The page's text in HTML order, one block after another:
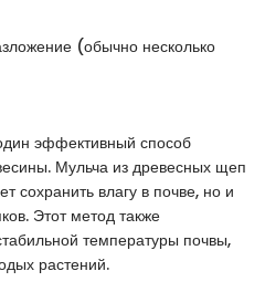
(обычно несколько
эффективный способ
Мульча из древесных щеп
сохранить влагу в почве, но и
Этот метод также
температуры почвы,
растений.